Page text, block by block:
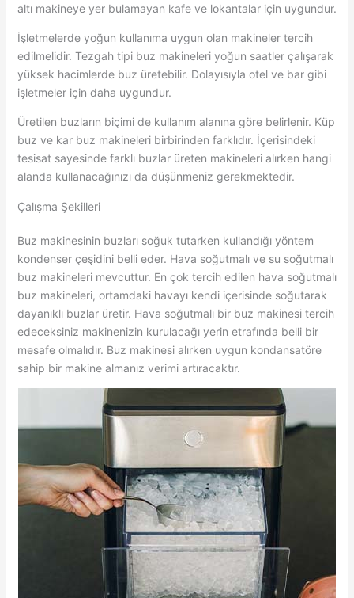
altı makineye yer bulamayan kafe ve lokantalar için uygundur.
İşletmelerde yoğun kullanıma uygun olan makineler tercih
edilmelidir. Tezgah tipi buz makineleri yoğun saatler çalışarak
yüksek hacimlerde buz üretebilir. Dolayısıyla otel ve bar gibi
işletmeler için daha uygundur.
Üretilen buzların biçimi de kullanım alanına göre belirlenir. Küp
buz ve kar buz makineleri birbirinden farklıdır. İçerisindeki
tesisat sayesinde farklı buzlar üreten makineleri alırken hangi
alanda kullanacağınızı da düşünmeniz gerekmektedir.
Çalışma Şekilleri
Buz makinesinin buzları soğuk tutarken kullandığı yöntem
kondenser çeşidini belli eder. Hava soğutmalı ve su soğutmalı
buz makineleri mevcuttur. En çok tercih edilen hava soğutmalı
buz makineleri, ortamdaki havayı kendi içerisinde soğutarak
dayanıklı buzlar üretir. Hava soğutmalı bir buz makinesi tercih
edeceksiniz makinenizin kurulacağı yerin etrafında belli bir
mesafe olmalıdır. Buz makinesi alırken uygun kondansatöre
sahip bir makine almanız verimi artıracaktır.